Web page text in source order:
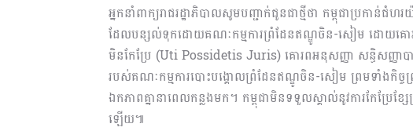
អ្នកនាំពាក្យរាជរដ្ឋាភិបាលសូមបញ្ជាក់ជូនជាថ្មីថា កម្ពុជាប្រកាន់ជំហរ
ដែលបន្សល់ទុកដោយគណៈកម្មការព្រំដែនឥណ្ឌូចិន-សៀម ដោយគោ
មិនកែប្រែ (Uti Possidetis Juris) គោរពអនុសញ្ញា សន្ធិសញ្ញ
របស់គណៈកម្មការបោះបង្គោលព្រំដែនឥណ្ឌូចិន-សៀម ព្រមទាំងកិច្ច
ឯកភាពគ្នានាពេលកន្លងមក។ កម្ពុជាមិនទទួលស្គាល់នូវការកែប្រែខ្
ឡើយ៕